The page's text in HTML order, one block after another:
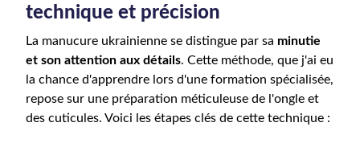
technique et précision
La manucure ukrainienne se distingue par sa minutie
et son attention aux détails. Cette méthode, que j'ai eu
la chance d'apprendre lors d'une formation spécialisée,
repose sur une préparation méticuleuse de l'ongle et
des cuticules. Voici les étapes clés de cette technique :